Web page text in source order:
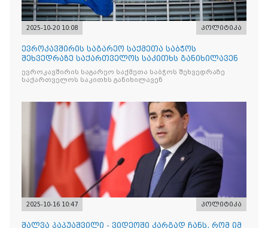
2025-10-20 10:08 პოლიტიკა
ევროკავშირის საგარეო საქმეთა საბჭოს
შეხვედრაზე საქართველოს საკითხს განიხილავენ
ევროკავშირის საგარეო საქმეთა საბჭოს შეხვედრაზე
საქართველოს საკითხს განიხილავენ
2025-10-16 10:47 პოლიტიკა
შალვა პაპუაშვილი - ვიდეოში კარგად ჩანს, რომ იმ